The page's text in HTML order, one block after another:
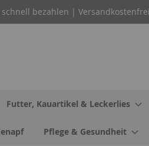
bezahlen |
Futter, Kauartikel & Leckerlies
Pflege & Gesundheit